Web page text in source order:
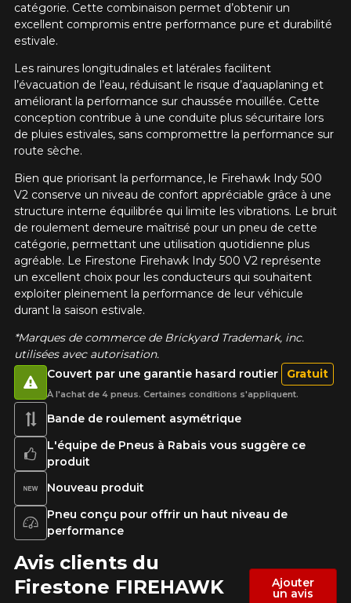
catégorie. Cette combinaison permet d’obtenir un
excellent compromis entre performance pure et durabilité
estivale.
Les rainures longitudinales et latérales facilitent
l’évacuation de l’eau, réduisant le risque d’aquaplaning et
améliorant la performance sur chaussée mouillée. Cette
conception contribue à une conduite plus sécuritaire lors
de pluies estivales, sans compromettre la performance sur
route sèche.
Bien que priorisant la performance, le Firehawk Indy 500
V2 conserve un niveau de confort appréciable grâce à une
structure interne équilibrée qui limite les vibrations. Le bruit
de roulement demeure maîtrisé pour un pneu de cette
catégorie, permettant une utilisation quotidienne plus
agréable. Le Firestone Firehawk Indy 500 V2 représente
un excellent choix pour les conducteurs qui souhaitent
exploiter pleinement la performance de leur véhicule
durant la saison estivale.
*Marques de commerce de Brickyard Trademark, inc.
utilisées avec autorisation.
Bande de roulement asymétrique
L'équipe de Pneus à Rabais vous suggère ce
produit
Nouveau produit
Pneu conçu pour offrir un haut niveau de
performance
Couvert par une garantie hasard routier Gratuit
À l'achat de 4 pneus. Certaines conditions s'appliquent.
Avis clients du
Firestone FIREHAWK
Ajouter
un avis